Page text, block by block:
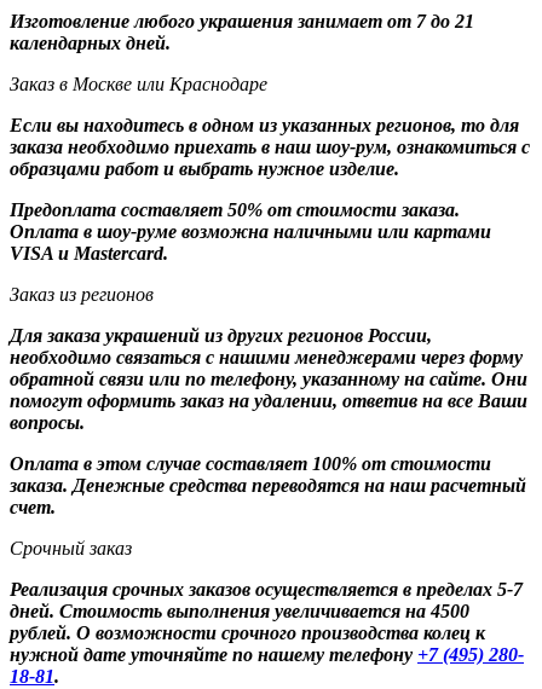
Изготовление любого украшения занимает от 7 до 21
календарных дней.
Заказ в Москве или Краснодаре
Если вы находитесь в одном из указанных регионов, то для
заказа необходимо приехать в наш шоу-рум, ознакомиться с
образцами работ и выбрать нужное изделие.
Предоплата составляет 50% от стоимости заказа.
Оплата в шоу-руме возможна наличными или картами
VISA и Mastercard.
Заказ из регионов
Для заказа украшений из других регионов России,
необходимо связаться с нашими менеджерами через форму
обратной связи или по телефону, указанному на сайте. Они
помогут оформить заказ на удалении, ответив на все Ваши
вопросы.
Оплата в этом случае составляет 100% от стоимости
заказа. Денежные средства переводятся на наш расчетный
счет.
Срочный заказ
Реализация срочных заказов осуществляется в пределах 5-7
дней. Стоимость выполнения увеличивается на 4500
рублей. О возможности срочного производства колец к
нужной дате уточняйте по нашему телефону +7 (495) 280-
18-81.